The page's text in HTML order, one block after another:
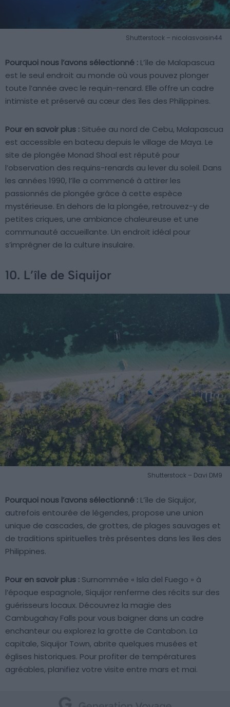
Shutterstock – nicolasvoisin44
Pourquoi nous l’avons sélectionné : L’île de Malapascua
est le seul endroit au monde où vous pouvez plonger
toute l’année avec le requin-renard. Elle offre un cadre
intimiste et préservé au cœur des îles des Philippines.
Pour en savoir plus : Située au nord de Cebu, Malapascua
est accessible en bateau depuis le village de Maya. Le
site de plongée Monad Shoal est réputé pour
l’observation des requins-renards au lever du soleil. Dans
les années 1990, l’île a commencé à attirer les
passionnés de plongée grâce à cette espèce
mystérieuse. En dehors de la plongée, retrouvez-y de
petites criques, une ambiance chaleureuse et une
communauté accueillante. Un endroit idéal pour
s’imprégner de la culture insulaire.
10. L’île de Siquijor
Shutterstock – Davi DM9
Pourquoi nous l’avons sélectionné : L’île de Siquijor,
autrefois entourée de légendes, propose une union
unique de cascades, de grottes, de plages sauvages et
de traditions spirituelles très présentes dans les îles des
Philippines.
Pour en savoir plus : Surnommée « Isla del Fuego » à
l’époque espagnole, Siquijor renferme des récits sur des
guérisseurs locaux. Découvrez la magie des
Cambugahay Falls pour vous baigner dans un cadre
enchanteur ou explorez la grotte de Cantabon. La
capitale, Siquijor Town, abrite quelques musées et
églises historiques. Pour profiter de températures
agréables, planifiez votre visite entre mars et mai.